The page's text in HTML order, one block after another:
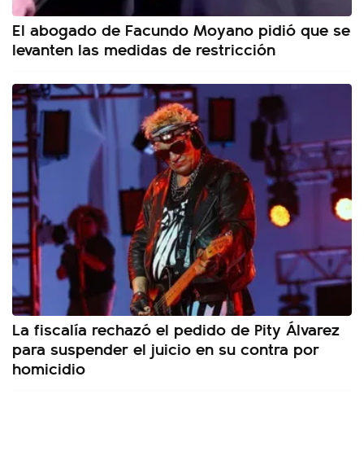
El abogado de Facundo Moyano pidió que se
levanten las medidas de restricción
La fiscalía rechazó el pedido de Pity Álvarez
para suspender el juicio en su contra por
homicidio